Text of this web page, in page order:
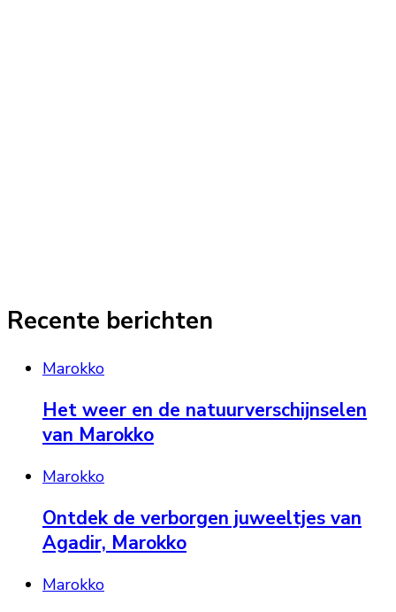
Recente berichten
Marokko
Het weer en de natuurverschijnselen
van Marokko
Marokko
Ontdek de verborgen juweeltjes van
Agadir, Marokko
Marokko